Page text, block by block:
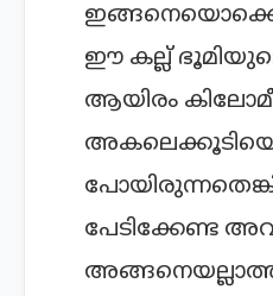
ഈ കല്ല്
ആയിരം
പേടിക്കേണ്ട